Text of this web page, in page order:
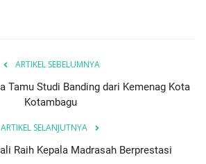
ARTIKEL SEBELUMNYA
Tamu Studi Banding dari Kemenag Kota
Kotambagu
ARTIKEL SELANJUTNYA
Raih Kepala Madrasah Berprestasi